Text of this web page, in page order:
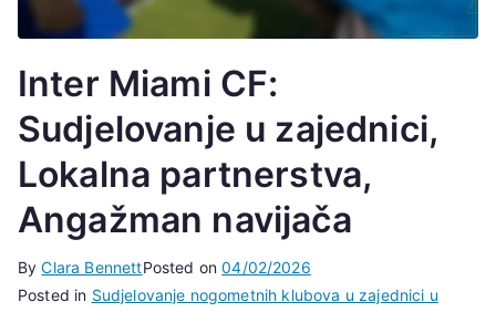
Inter Miami CF:
Sudjelovanje u zajednici,
Lokalna partnerstva,
Angažman navijača
ByClara BennettPosted on04/02/2026
Posted in Sudjelovanje nogometnih klubova u zajednici u